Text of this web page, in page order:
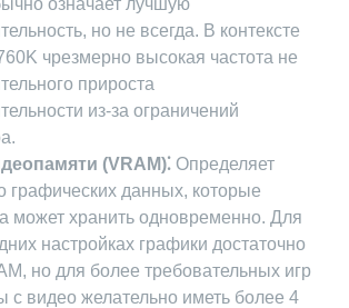
означает лучшую
но не всегда. В контексте
чрезмерно высокая частота не
прироста
из-за ограничений
(VRAM)⁚ Определяет
графических данных, которые
может хранить одновременно. Для
настройках графики достаточно
но для более требовательных игр
с видео желательно иметь более 4